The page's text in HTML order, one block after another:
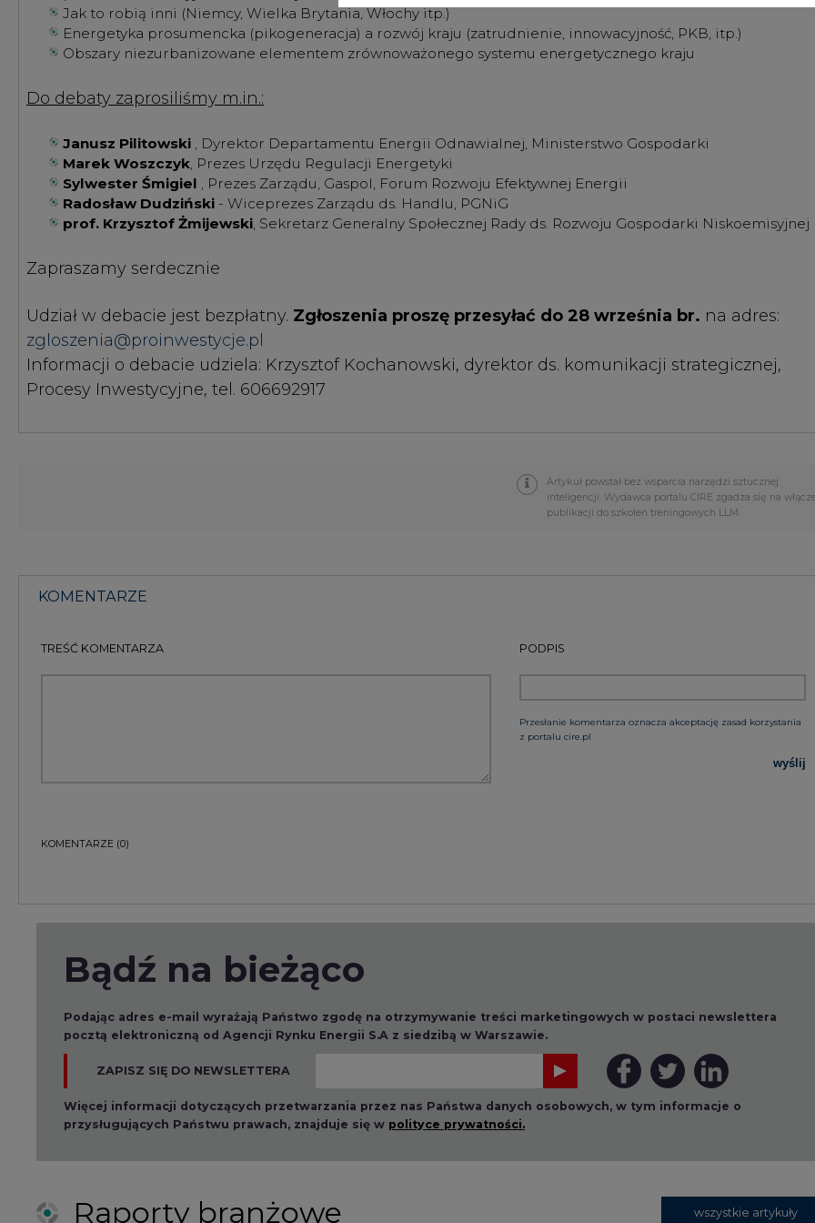
Udział w debacie jest bezpłatny.Zgłoszenia proszę przesyłać do 28 września br.na adres:
zgloszenia@proinwestycje.pl
Procesy Inwestycyjne, tel. 606692917
publikacji do szkoleń treningowych LLM.
KOMENTARZE
TREŚĆ KOMENTARZA PODPIS
wyślij
Bądź na bieżąco
Podając adres e-mail wyrażają Państwo zgodę na otrzymywanie treści marketingowych w postaci newslettera
przysługujących Państwu prawach, znajduje się w
Raporty branżowe
2026-08-01 14:30
Czy na Górnym Śląsku
2026-08-01 13:00
Wyszedł ciekawy
2026-07-09 10:30